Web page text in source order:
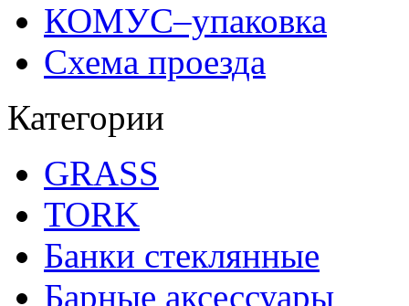
КОМУС–упаковка
Схема проезда
Категории
GRASS
TORK
Банки стеклянные
Барные аксессуары